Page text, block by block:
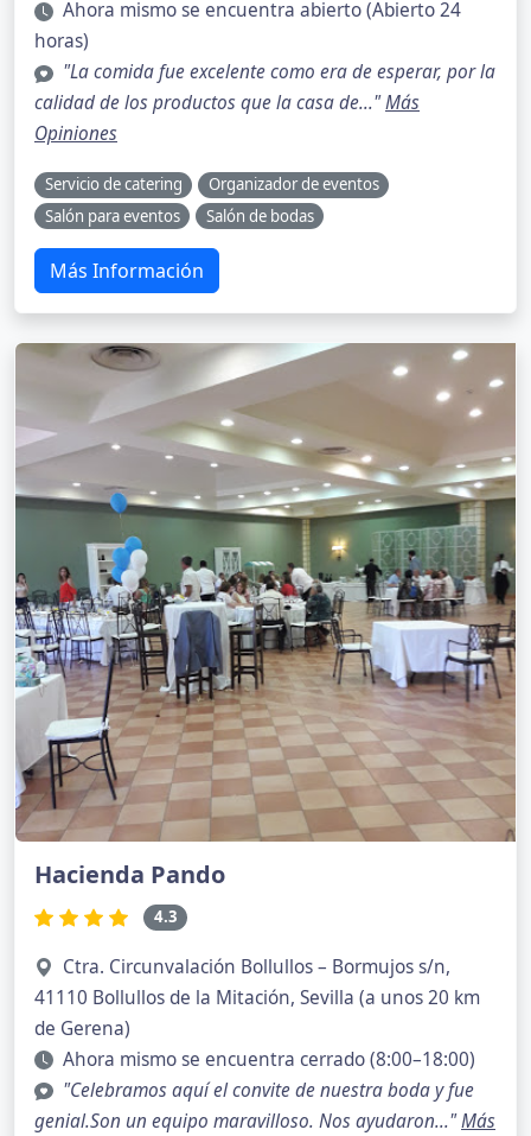
Ahora mismo se encuentra abierto (Abierto 24
horas)
"La comida fue excelente como era de esperar, por la
calidad de los productos que la casa de..."Más
Opiniones
Servicio de catering
Organizador de eventos
Salón para eventos
Salón de bodas
Más Información
Hacienda Pando
4.3
Ctra. Circunvalación Bollullos – Bormujos s/n,
41110 Bollullos de la Mitación, Sevilla (a unos 20 km
de Gerena)
Ahora mismo se encuentra cerrado (8:00–18:00)
"Celebramos aquí el convite de nuestra boda y fue
genial.Son un equipo maravilloso. Nos ayudaron..."Más